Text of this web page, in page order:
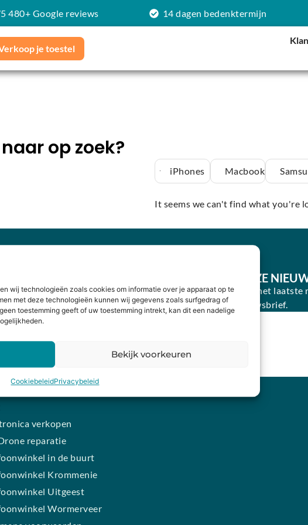
wij technologieën zoals cookies om informatie over je apparaat op te
met deze technologieën kunnen wij gegevens zoals surfgedrag of
toestemming geeft of uw toestemming intrekt, kan dit een nadelige
Bekijk voorkeuren
CookiebeleidPrivacybeleid
480+ Google reviews 14 dagen bedenktermijn
je toestel
op zoek?
iPhones Macbook
It seems we can't find what you're
en retourneren
laten maken
smartphone laten
verkopen
reparatie
in de buurt
Krommenie
Uitgeest
Wormerveer
SCHRIJF JE IN VOOR ONZE
Wil je op de hoogte blijven van het laatste
Schrijf je dan in voor onze nieuwsbrief.
INSCHRIJVEN